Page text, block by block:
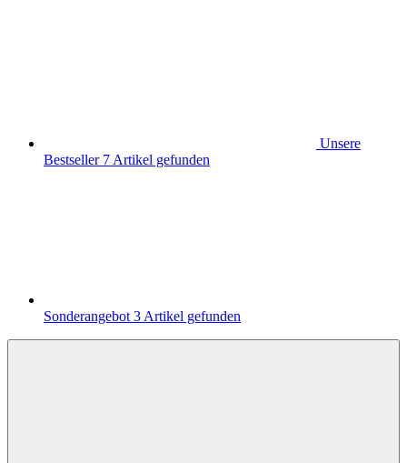
Unsere
Bestseller 7 Artikel gefunden
Sonderangebot 3 Artikel gefunden